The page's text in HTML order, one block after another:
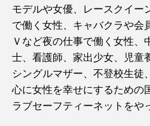
モデルや女優、レースクイー
で働く女性、キャバクラや会
Ｖなど夜の仕事で働く女性、
士、看護師、家出少女、児童
シングルマザー、不登校生徒
心に女性を幸せにするための
ラブセーフティーネットをや